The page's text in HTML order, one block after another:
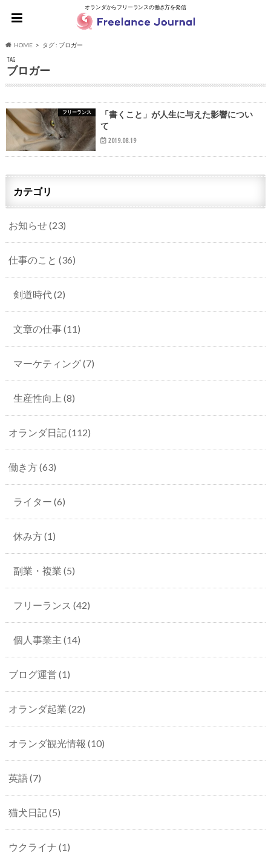
オランダからフリーランスの働き方を発信
HOME タグ : ブロガー
TAG
ブロガー
フリーランス
「書くこと」が人生に与えた影響につい
て
2019.08.19
カテゴリ
お知らせ(23)
仕事のこと (36)
剣道時代(2)
文章の仕事(11)
マーケティング(7)
生産性向上 (8)
オランダ日記(112)
働き方(63)
ライター (6)
休み方(1)
副業・複業 (5)
フリーランス (42)
個人事業主 (14)
ブログ運営 (1)
オランダ起業 (22)
オランダ観光情報 (10)
英語(7)
猫犬日記(5)
ウクライナ (1)